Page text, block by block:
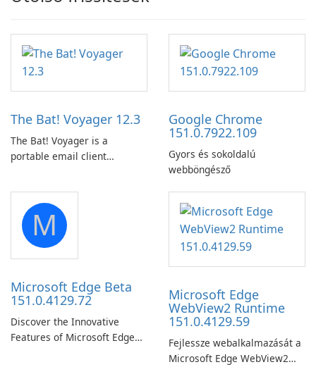
The Bat! Voyager 12.3
The Bat! Voyager is a
portable email client
portable media on any
computer running Microsoft
Windows.
Google Chrome
151.0.7922.109
Gyors és sokoldalú
webböngésző
M
Microsoft Edge Beta
151.0.4129.72
Discover the Innovative
Features of Microsoft Edge
Microsoft Edge
WebView2 Runtime
151.0.4129.59
Fejlessze webalkalmazását a
Microsoft Edge WebView2